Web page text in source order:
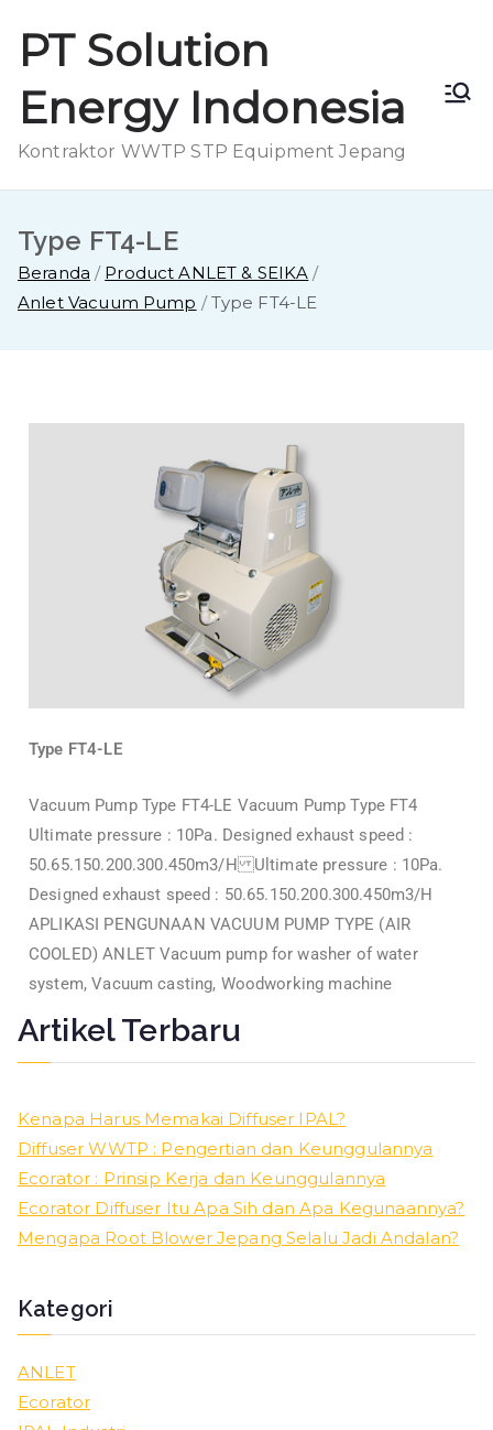
PT Solution
Energy Indonesia
Kontraktor WWTP STP Equipment Jepang
Type FT4-LE
Beranda
Product ANLET & SEIKA
Anlet Vacuum Pump
Type FT4-LE
Type FT4-LE
Vacuum Pump Type FT4-LE Vacuum Pump Type FT4
Ultimate pressure : 10Pa. Designed exhaust speed :
50.65.150.200.300.450m3/H Ultimate pressure : 10Pa.
Designed exhaust speed : 50.65.150.200.300.450m3/H
APLIKASI PENGUNAAN VACUUM PUMP TYPE (AIR
COOLED) ANLET Vacuum pump for washer of water
system, Vacuum casting, Woodworking machine
Artikel Terbaru
Kenapa Harus Memakai Diffuser IPAL?
Diffuser WWTP : Pengertian dan Keunggulannya
Ecorator : Prinsip Kerja dan Keunggulannya
Ecorator Diffuser Itu Apa Sih dan Apa Kegunaannya?
Mengapa Root Blower Jepang Selalu Jadi Andalan?
Kategori
ANLET
Ecorator